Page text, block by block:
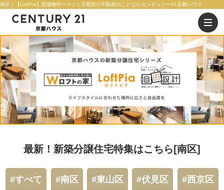
南区｜【LoftPia】新築物件ページ | 京都市の不動産のことならセンチュリー21京都ハウス
最新！新築分譲住宅特集はこちら[南区]
すべて 南区 東山区 伏見区 西京区